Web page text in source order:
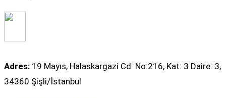
Adres: 19 Mayıs, Halaskargazi Cd. No:216, Kat: 3 Daire: 3,
34360 Şişli/İstanbul